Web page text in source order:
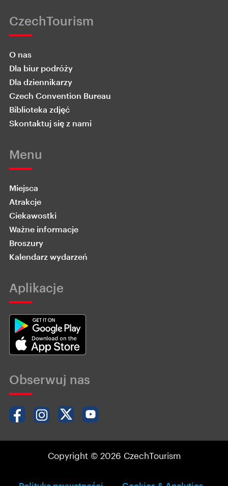
CzechTourism
O nas
Dla biur podróży
Dla dziennikarzy
Czech Convention Bureau
Biblioteka zdjęć
Skontaktuj się z nami
Menu
Miejsca
Atrakcje
Ciekawostki
Ważne informacje
Broszury
Kalendarz wydarzeń
Aplikacje
Obserwuj nas
Copyright © 2026 CzechTourism